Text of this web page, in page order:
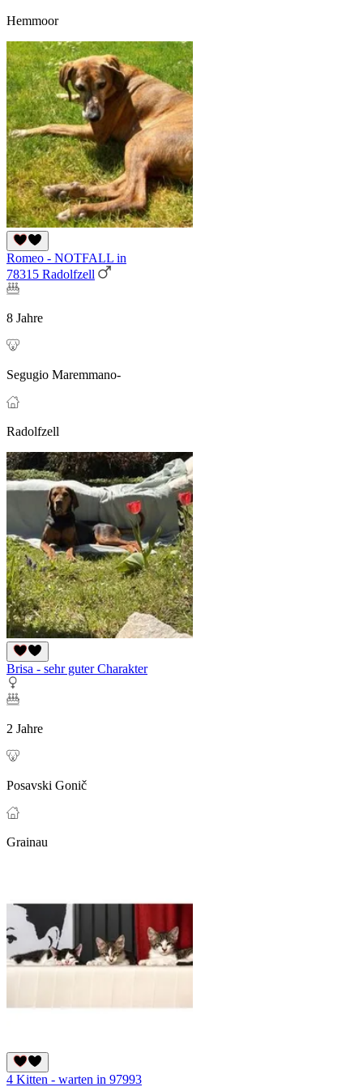
Hemmoor
Romeo - NOTFALL in
78315 Radolfzell
8 Jahre
Segugio Maremmano-
Radolfzell
Brisa - sehr guter Charakter
2 Jahre
Posavski Gonič
Grainau
4 Kitten - warten in 97993